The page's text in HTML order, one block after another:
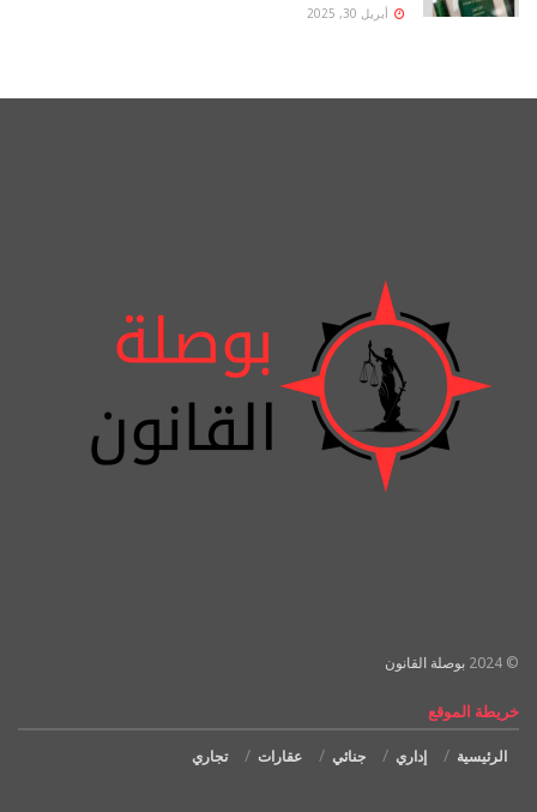
أبريل 30, 2025
© 2024 بوصلة القانون
خريطة الموقع
الرئيسية إداري جنائي عقارات تجاري